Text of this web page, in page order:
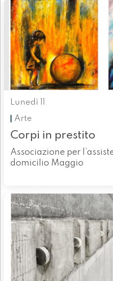
Lunedì 11
Arte
Corpi in prestito
Associazione per
domicilio Maggio